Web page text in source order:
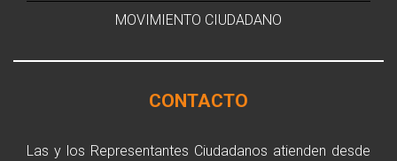
MOVIMIENTO CIUDADANO
CONTACTO
Las y los Representantes Ciudadanos atienden desde